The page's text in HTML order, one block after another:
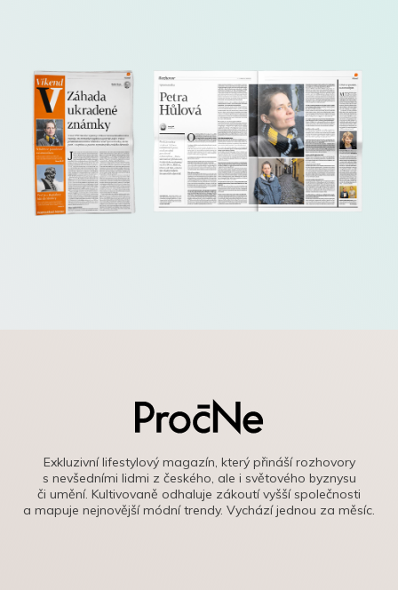
Exkluzivní lifestylový magazín, který přináší rozhovory
s nevšedními lidmi z českého, ale i světového byznysu
či umění. Kultivovaně odhaluje zákoutí vyšší společnosti
a mapuje nejnovější módní trendy. Vychází jednou za měsíc.